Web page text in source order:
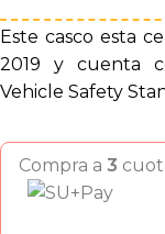
Este casco esta
2019 y cuenta
Vehicle Safety
Compra a 3